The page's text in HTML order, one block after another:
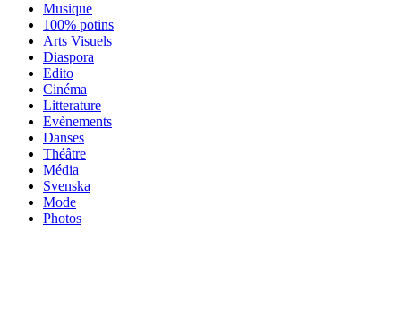
Musique
100% potins
Arts Visuels
Diaspora
Edito
Cinéma
Litterature
Evènements
Danses
Théâtre
Média
Svenska
Mode
Photos